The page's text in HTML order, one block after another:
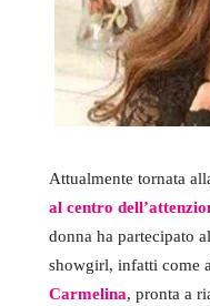
Attualmente tornata
al centro
donna ha partecipato
showgirl, infatti come
Carmelina, pronta a